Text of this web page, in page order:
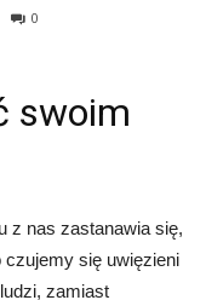
0
swoim
z nas zastanawia się,
się uwięzieni
zamiast